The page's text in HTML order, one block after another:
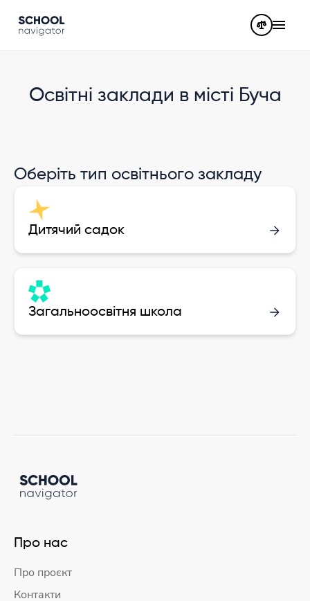
Освітні заклади в місті Буча
Оберіть тип освітнього закладу
Дитячий садок
Загальноосвітня школа
Про нас
Про проєкт
Контакти